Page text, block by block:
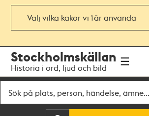
Välj vilka kakor vi får använda
navigationen
huvudinnehållet
Stockholmskällan
Historia i ord, ljud och bild